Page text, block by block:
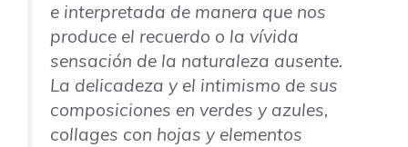
e interpretada de manera que nos
produce el recuerdo o la vívida
sensación de la naturaleza ausente.
La delicadeza y el intimismo de sus
composiciones en verdes y azules,
collages con hojas y elementos